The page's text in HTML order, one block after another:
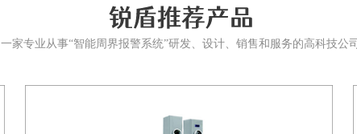
一家专业从事“智能周界报警系统”研发、设计、销售和服务的高科技公司